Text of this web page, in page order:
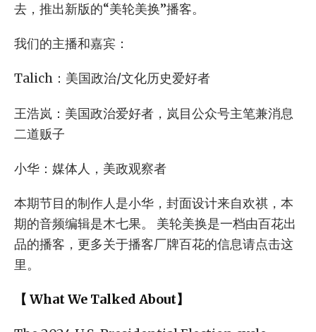
去，推出新版的“美轮美换”播客。
我们的主播和嘉宾：
Talich：美国政治/文化历史爱好者
王浩岚：美国政治爱好者，岚目公众号主笔兼消息
二道贩子
小华：媒体人，美政观察者
本期节目的制作人是小华，封面设计来自欢祺，本
期的音频编辑是木七果。 美轮美换是一档由百花出
品的播客，更多关于播客厂牌百花的信息请点击这
里。
【 What We Talked About】